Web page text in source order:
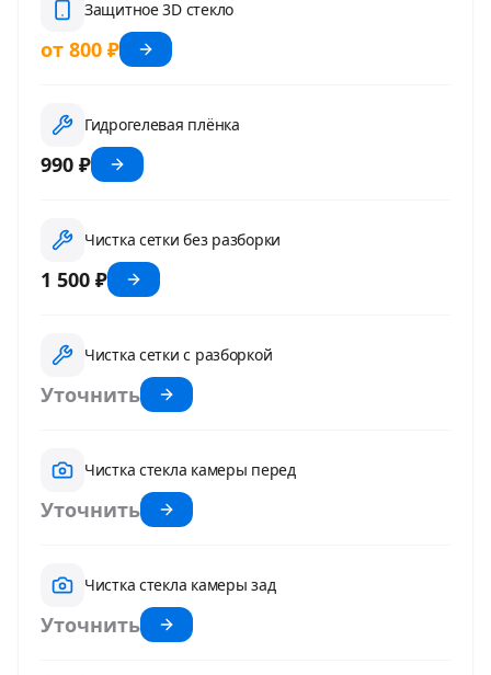
Защитное 3D стекло
от 800 ₽
Гидрогелевая плёнка
990 ₽
Чистка сетки без разборки
1 500 ₽
Чистка сетки с разборкой
Уточнить
Чистка стекла камеры перед
Уточнить
Чистка стекла камеры зад
Уточнить